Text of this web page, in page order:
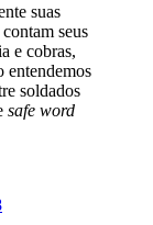
suas
contam seus
e cobras,
entendemos
soldados
safe word